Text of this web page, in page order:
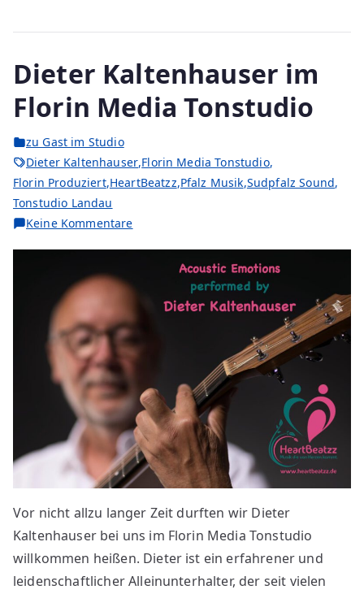
Dieter Kaltenhauser im
Florin Media Tonstudio
zu Gast im Studio
Dieter Kaltenhauser,Florin Media Tonstudio,
Florin Produziert,HeartBeatzz,Pfalz Musik,Sudpfalz Sound,
Tonstudio Landau
Keine Kommentare
Vor nicht allzu langer Zeit durften wir Dieter
Kaltenhauser bei uns im Florin Media Tonstudio
willkommen heißen. Dieter ist ein erfahrener und
leidenschaftlicher Alleinunterhalter, der seit vielen